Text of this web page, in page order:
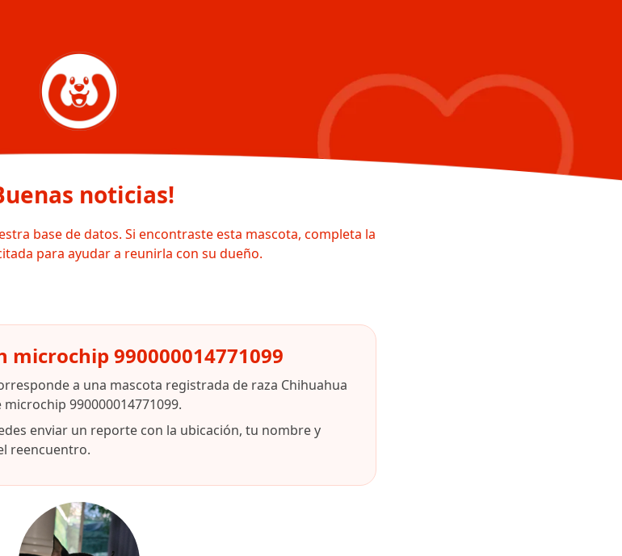
noticias!
base de datos. Si encontraste esta mascota, completa la
para ayudar a reunirla con su dueño.
990000014771099
a una mascota registrada de raza Chihuahua
990000014771099.
enviar un reporte con la ubicación, tu nombre y
reencuentro.